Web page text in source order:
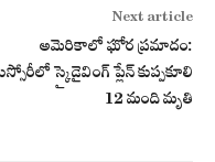
Next article
అమెరికాలో ఘోర ప్రమాదం:
స్కైడైవింగ్ ప్లేన్ కుప్పకూలి
12 మంది మృతి